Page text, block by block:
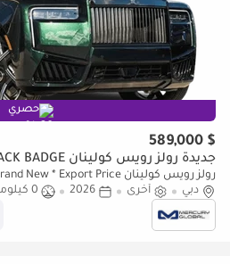
حصري
$ 589,000
جديدة رولز رويس كولينان BLACK BADGE
رولز رويس كولينان Black Badge Brand New * Export Price*
دبي
أخرى 2026
0 كيلومتر